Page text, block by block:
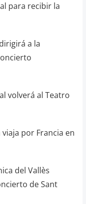
para recibir la
a la
volverá al Teatro
viaja por Francia en
del Vallès
de Sant